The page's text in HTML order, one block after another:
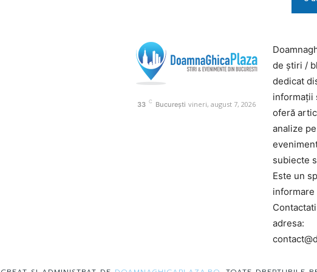
33 C București vineri, august 7, 2026
de știri /
dedicat
informații
oferă
analize
subiecte
Este un
informare
adresa: